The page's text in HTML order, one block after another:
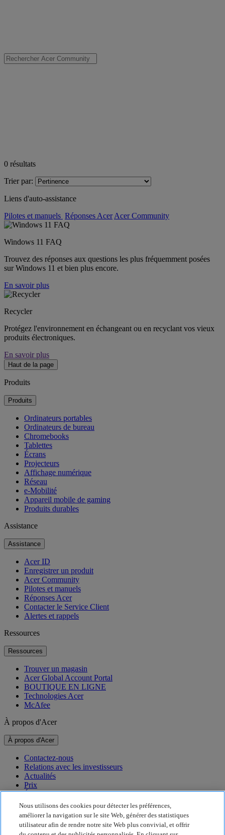
0 résultats
Trier par:
Liens d'auto-assistance
Pilotes et manuels Réponses Acer Acer Community
Windows 11 FAQ
Trouvez des réponses aux questions les plus fréquemment posées
sur Windows 11 et bien plus encore.
En savoir plus
Recycler
Protégez l'environnement en échangeant ou en recyclant vos vieux
produits électroniques.
En savoir plus
Haut de la page
Produits
Produits
Ordinateurs portables
Ordinateurs de bureau
Chromebooks
Tablettes
Écrans
Projecteurs
Affichage numérique
Réseau
e-Mobilité
Appareil mobile de gaming
Produits durables
Assistance
Assistance
Acer ID
Enregistrer un produit
Acer Community
Pilotes et manuels
Réponses Acer
Contacter le Service Client
Alertes et rappels
Ressources
Ressources
Trouver un magasin
Acer Global Account Portal
BOUTIQUE EN LIGNE
Technologies Acer
McAfee
À propos d'Acer
À propos d'Acer
Contactez-nous
Relations avec les investisseurs
Actualités
Prix
Événements
Développement durable
Développement durable
Nous utilisons des cookies pour détecter les préférences,
améliorer la navigation sur le site Web, générer des statistiques
utilisateur afin de rendre notre site Web plus convivial, et offrir